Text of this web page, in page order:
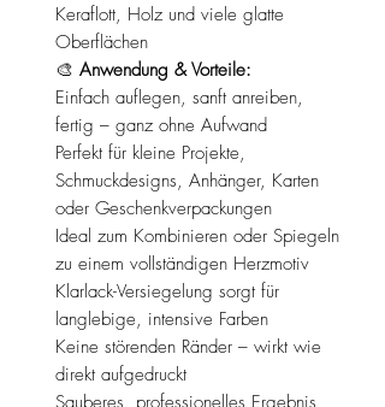
Keraflott, Holz und viele glatte
Oberflächen
🎨 Anwendung & Vorteile:
Einfach auflegen, sanft anreiben,
fertig – ganz ohne Aufwand
Perfekt für kleine Projekte,
Schmuckdesigns, Anhänger, Karten
oder Geschenkverpackungen
Ideal zum Kombinieren oder Spiegeln
zu einem vollständigen Herzmotiv
Klarlack-Versiegelung sorgt für
langlebige, intensive Farben
Keine störenden Ränder – wirkt wie
direkt aufgedruckt
Sauberes, professionelles Ergebnis